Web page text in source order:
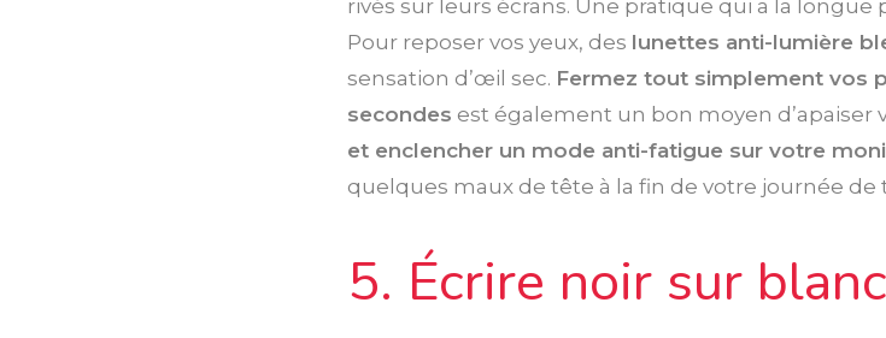
rivés sur leurs écrans. Une pratique qui a la
Pour reposer vos yeux, des lunettes anti-lumière
sensation d’œil sec. Fermez tout simplement vos
secondes est également un bon moyen d’apaiser
et enclencher un mode anti-fatigue sur votre
quelques maux de tête à la fin de votre journée de
5. Écrire noir sur